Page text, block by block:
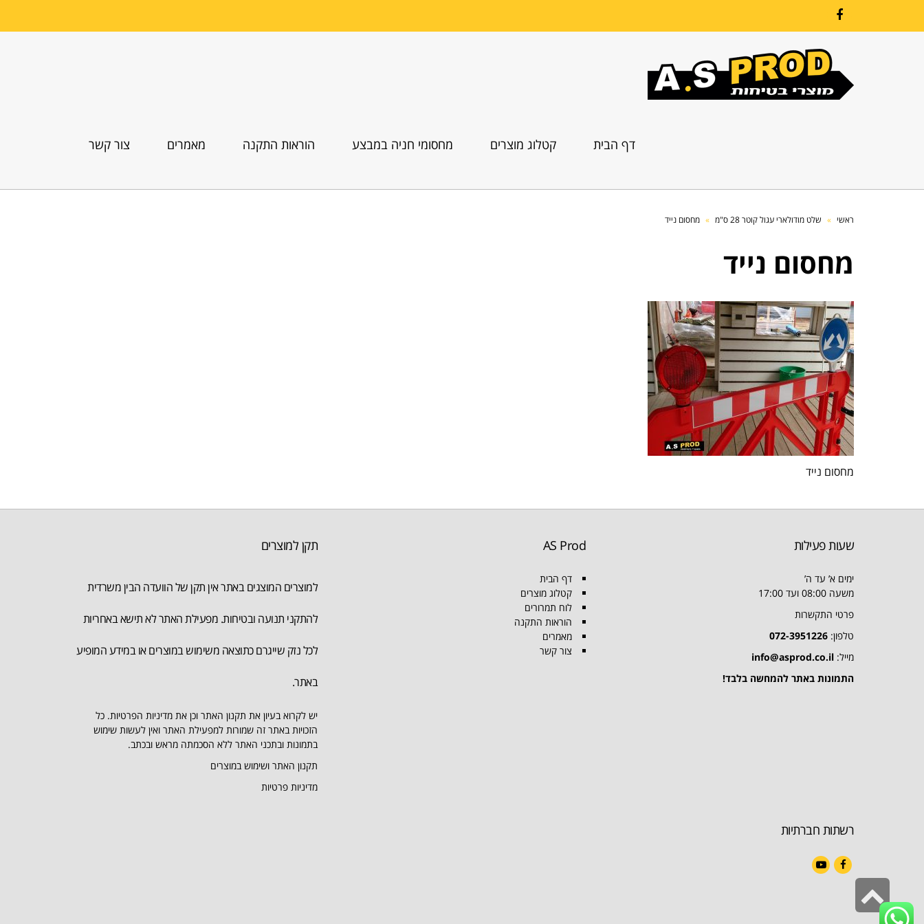
דף הבית קטלוג מוצרים מחסומי חניה במבצע הוראות התקנה מאמרים צור קשר
ראשי » שלט מודולארי עגול קוטר 28 ס"מ » מחסום נייד
מחסום נייד
מחסום נייד
שעות פעילות
ימים א’ עד ה’
משעה 08:00 ועד 17:00
פרטי התקשרות
טלפון: 072-3951226
מייל: info@asprod.co.il
התמונות באתר להמחשה בלבד!
AS Prod
דף הבית
קטלוג מוצרים
לוח תמרורים
הוראות התקנה
מאמרים
צור קשר
תקן למוצרים
למוצרים המוצגים באתר אין תקן של הוועדה הבין משרדית
להתקני תנועה ובטיחות. מפעילת האתר לא תישא באחריות
לכל נזק שייגרם כתוצאה משימוש במוצרים או במידע המופיע
באתר.
יש לקרוא בעיון את תקנון האתר וכן את מדיניות הפרטיות. כל
הזכויות באתר זה שמורות למפעילת האתר ואין לעשות שימוש
בתמונות ובתכני האתר ללא הסכמתה מראש ובכתב.
תקנון האתר ושימוש במוצרים
מדיניות פרטיות
רשתות חברתיות